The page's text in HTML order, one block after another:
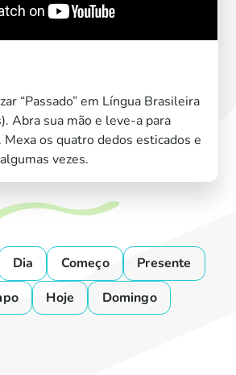
“Passado” em Língua Brasileira
Abra sua mão e leve-a para
Mexa os quatro dedos esticados e
vezes.
Dia Começo
Presente
Hoje
Domingo